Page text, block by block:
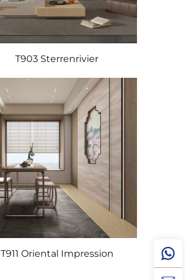
T903 Sterrenrivier
T911 Oriental Impression